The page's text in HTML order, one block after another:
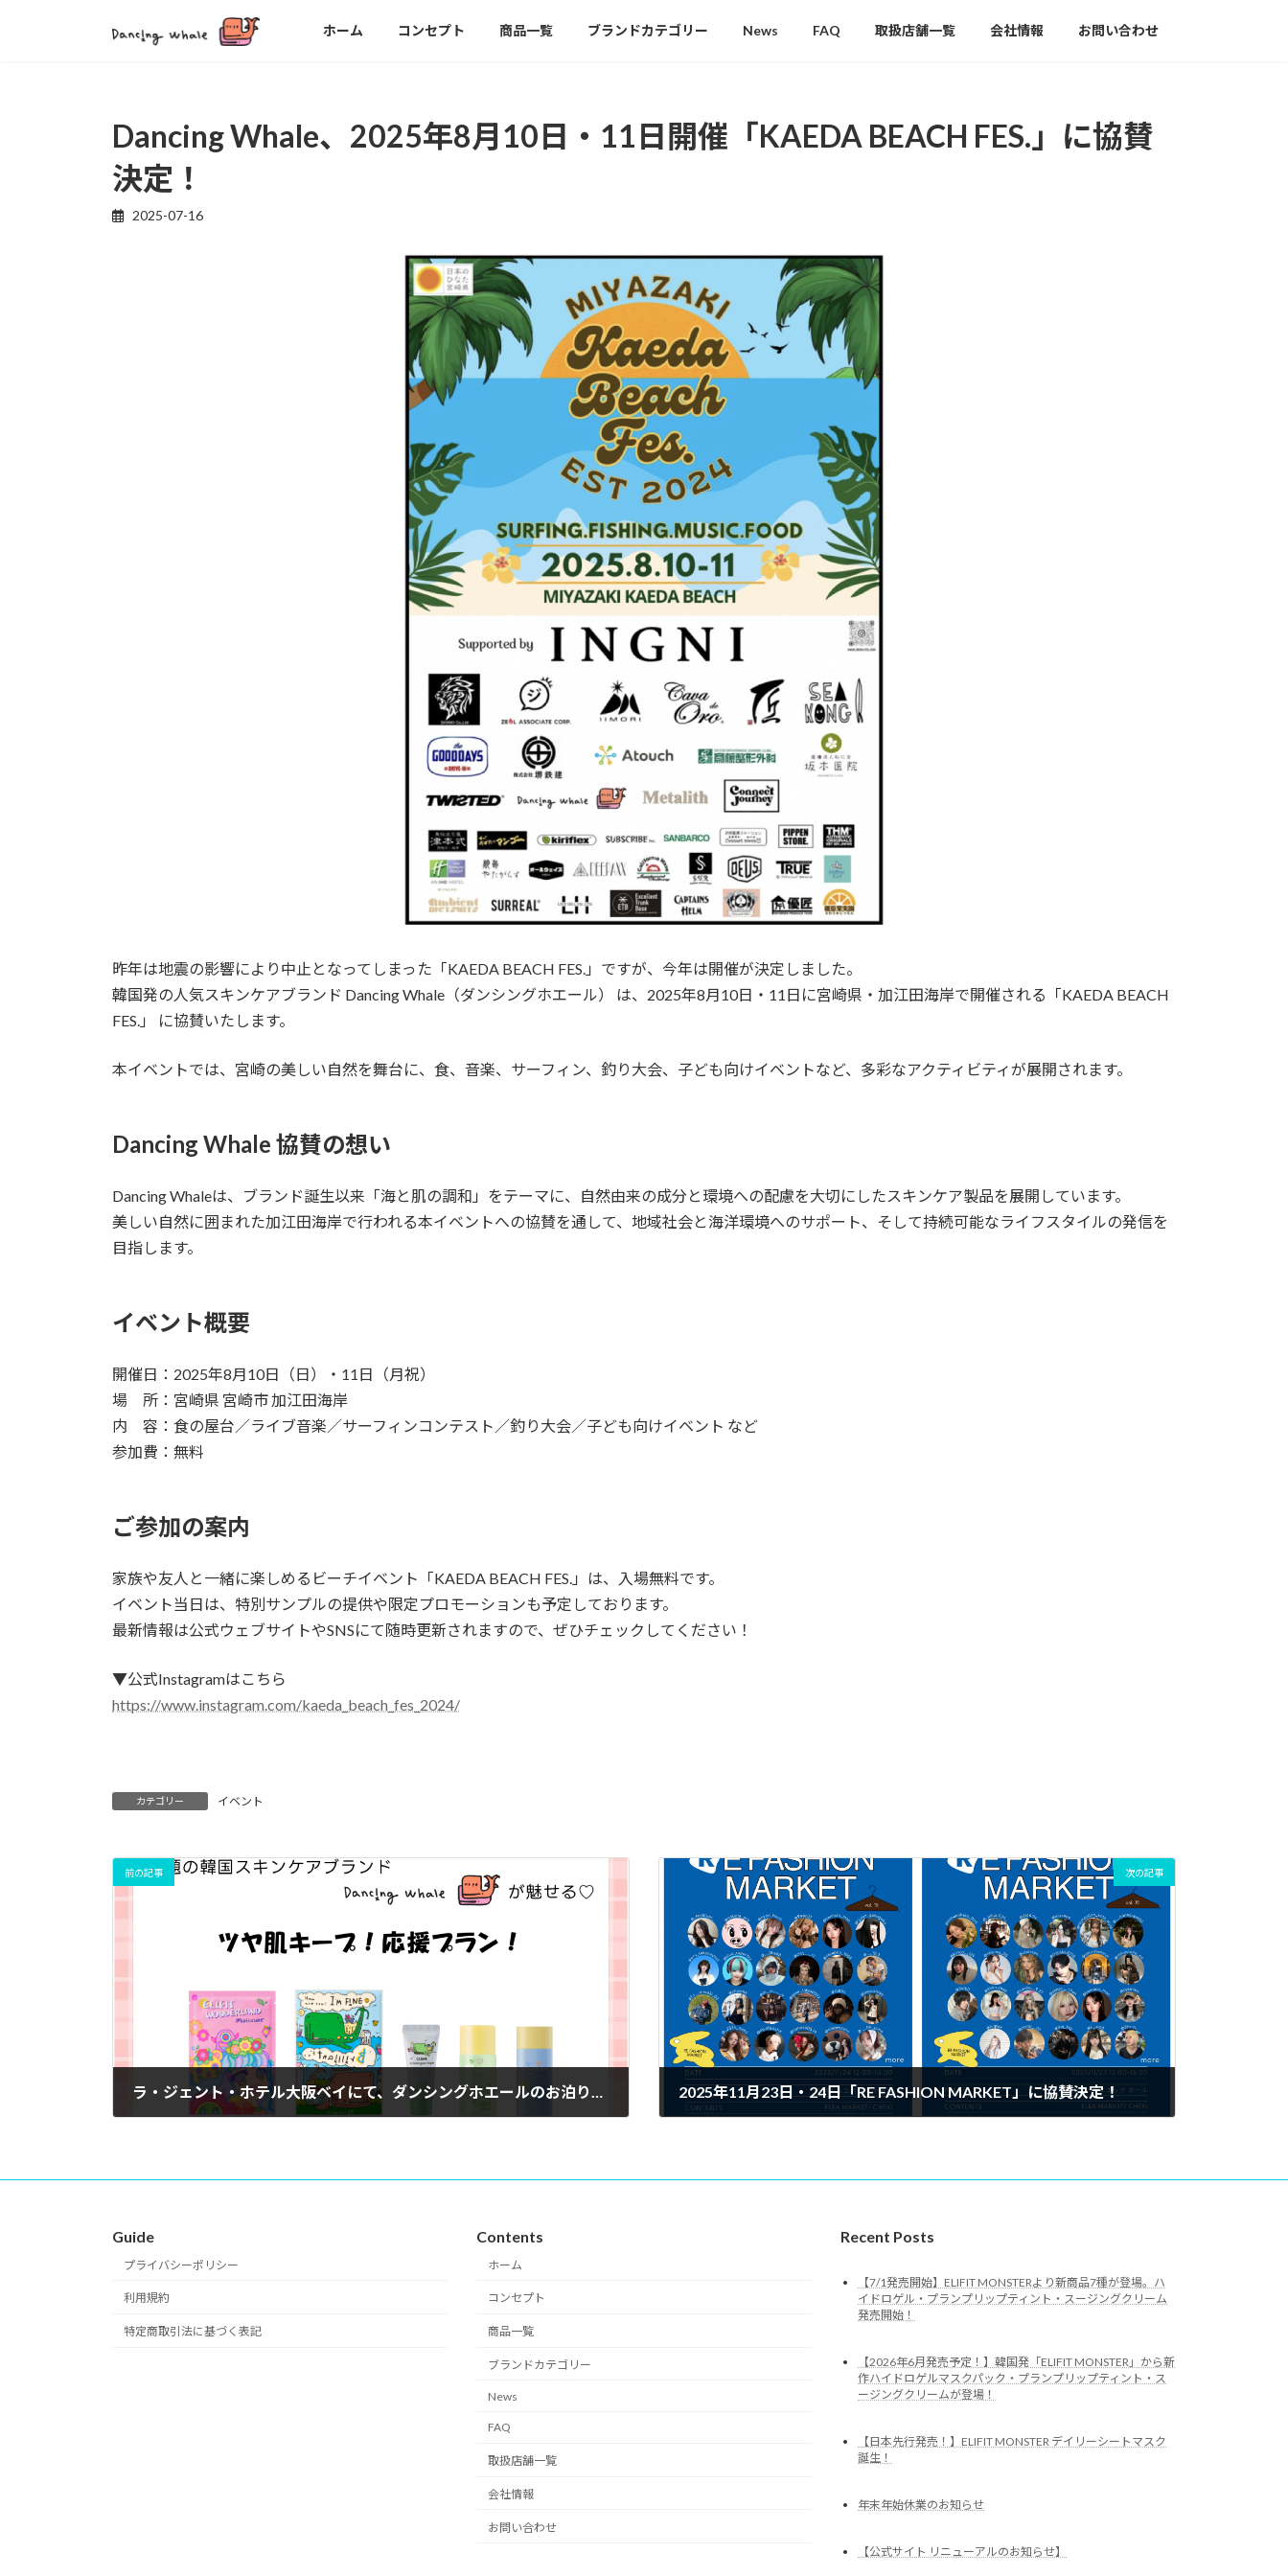
ホーム コンセプト 商品一覧 ブランドカテゴリー News FAQ 取扱店舗一覧 会社情報 お問い合わせ
Dancing Whale、2025年8月10日・11日開催「KAEDA BEACH FES.」に協賛
決定！
2025-07-16
昨年は地震の影響により中止となってしまった「KAEDA BEACH FES.」ですが、今年は開催が決定しました。
韓国発の人気スキンケアブランド Dancing Whale（ダンシングホエール） は、2025年8月10日・11日に宮崎県・加江田海岸で開催される「KAEDA BEACH
FES.」 に協賛いたします。
本イベントでは、宮崎の美しい自然を舞台に、食、音楽、サーフィン、釣り大会、子ども向けイベントなど、多彩なアクティビティが展開されます。
Dancing Whale 協賛の想い
Dancing Whaleは、ブランド誕生以来「海と肌の調和」をテーマに、自然由来の成分と環境への配慮を大切にしたスキンケア製品を展開しています。
美しい自然に囲まれた加江田海岸で行われる本イベントへの協賛を通して、地域社会と海洋環境へのサポート、そして持続可能なライフスタイルの発信を
目指します。
イベント概要
開催日：2025年8月10日（日）・11日（月祝）
場 所：宮崎県 宮崎市 加江田海岸
内 容：食の屋台／ライブ音楽／サーフィンコンテスト／釣り大会／子ども向けイベント など
参加費：無料
ご参加の案内
家族や友人と一緒に楽しめるビーチイベント「KAEDA BEACH FES.」は、入場無料です。
イベント当日は、特別サンプルの提供や限定プロモーションも予定しております。
最新情報は公式ウェブサイトやSNSにて随時更新されますので、ぜひチェックしてください！
▼公式Instagramはこちら
https://www.instagram.com/kaeda_beach_fes_2024/
カテゴリー イベント
前の記事 次の記事
2025年11月23日・24日「RE FASHION MARKET」に協賛決定！
Guide
プライバシーポリシー
利用規約
特定商取引法に基づく表記
Contents
ホーム
コンセプト
商品一覧
ブランドカテゴリー
News
FAQ
取扱店舗一覧
会社情報
お問い合わせ
Recent Posts
【7/1発売開始】ELIFIT MONSTERより新商品7種が登場。ハ
イドロゲル・プランプリップティント・スージングクリーム
発売開始！
【2026年6月発売予定！】韓国発「ELIFIT MONSTER」から新
作ハイドロゲルマスクパック・プランプリップティント・ス
ージングクリームが登場！
【日本先行発売！】ELIFIT MONSTER デイリーシートマスク
誕生！
年末年始休業のお知らせ
【公式サイト リニューアルのお知らせ】